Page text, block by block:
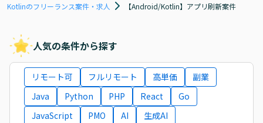
Kotlinのフリーランス案件・求人
【Android/Kotlin】アプリ刷新案件
人気の条件から探す
リモート可 フルリモート 高単価
副業
Java
Python PHP React
Go
JavaScript
PMO AI
生成AI